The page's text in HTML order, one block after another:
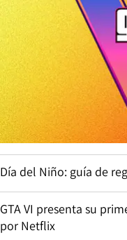
Día del Niño: guía de
GTA VI presenta su
por Netflix